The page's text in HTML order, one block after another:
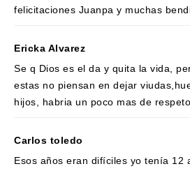
felicitaciones Juanpa y muchas
Ericka Alvarez
Se q Dios es el da y quita la vida,
estas no piensan en dejar
hijos, habria un poco mas de
Carlos toledo
Esos años eran difíciles yo tenía 12